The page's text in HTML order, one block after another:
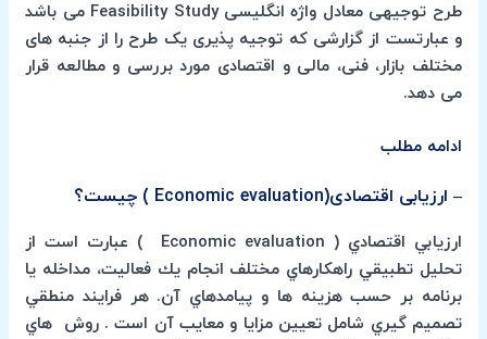
طرح توجیهی معادل واژه انگلیسی Feasibility Study می باشد
و عبارتست از گزارشی که توجیه پذیری یک طرح را از جنبه های
مختلف بازار، فنی، مالی و اقتصادی مورد بررسی و مطالعه قرار
می دهد.
ادامه مطلب
– ارزیابی اقتصادی(Economic evaluation ) چیست؟
ارزيابي اقتصادي ( Economic evaluation ) عبارت است از
تحليل تطبيقي راهكارهاي مختلف انجام يك فعاليت، مداخله يا
برنامه بر حسب هزينه ها و پيامدهاي آن. هر فرايند منطقي
تصميم گيري شامل تعيين مزايا و معايب آن است . روش هاي